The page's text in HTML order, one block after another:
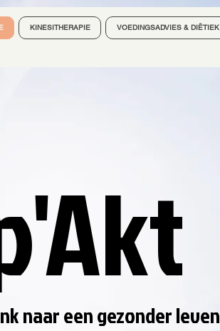
KINESITHERAPIE VOEDINGSADVIES & DIËTIEK
naar een gezonder leven